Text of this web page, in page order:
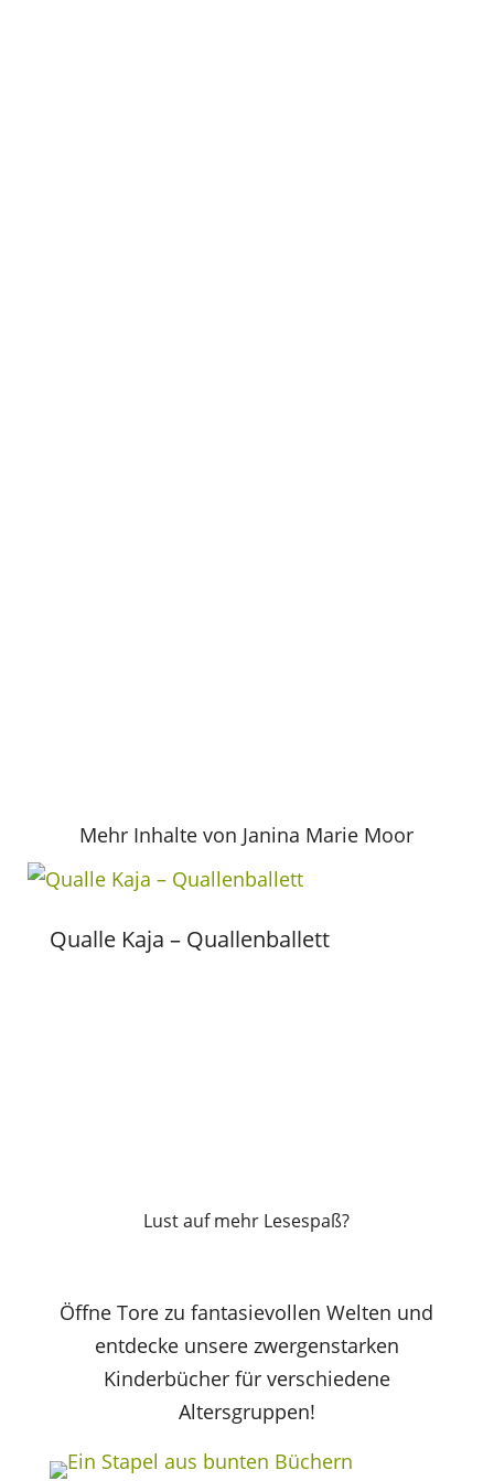
Mehr Inhalte von Janina Marie Moor
Qualle Kaja – Quallenballett
Lust auf mehr Lesespaß?
Öffne Tore zu fantasievollen Welten und
entdecke unsere zwergenstarken
Kinderbücher für verschiedene
Altersgruppen!